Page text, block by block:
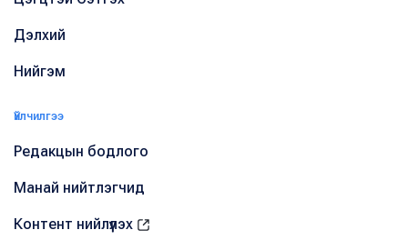
Дэлхий
Нийгэм
Үйлчилгээ
Редакцын бодлого
Манай нийтлэгчид
Контент нийлүүлэх